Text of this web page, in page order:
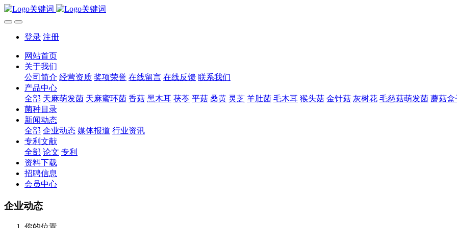
登录 注册
网站首页
关于我们
公司简介 经营资质 奖项荣誉 在线留言 在线反馈 联系我们
产品中心
全部 天麻萌发菌 天麻蜜环菌 香菇 黑木耳 茯苓 平菇 桑黄 灵芝 羊肚菌 毛木耳 猴头菇 金针菇 灰树花 毛慈菇萌发菌 蘑菇盒
菌种目录
新闻动态
全部 企业动态 媒体报道 行业资讯
专利文献
全部 论文 专利
资料下载
招聘信息
会员中心
企业动态